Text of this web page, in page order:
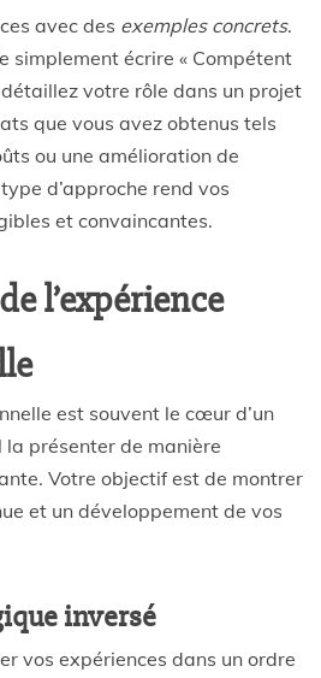
avec des exemples concrets.
simplement écrire « Compétent
votre rôle dans un projet
que vous avez obtenus tels
ou une amélioration de
d’approche rend vos
et convaincantes.
l’expérience
est souvent le cœur d’un
la présenter de manière
Votre objectif est de montrer
et un développement de vos
inversé
vos expériences dans un ordre